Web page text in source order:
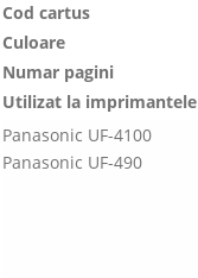
Cod cartus
Culoare
Numar pagini
Utilizat la imprimantele
Panasonic UF-4100
Panasonic UF-490